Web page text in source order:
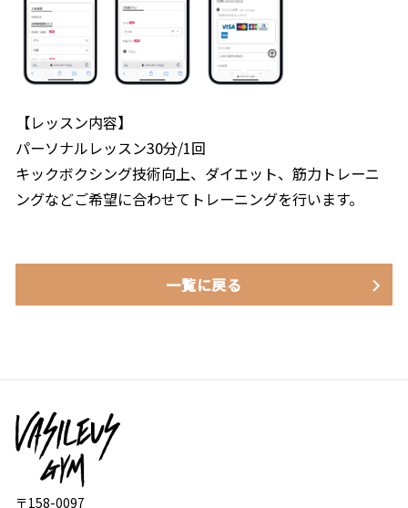
【レッスン内容】
パーソナルレッスン30分/1回
キックボクシング技術向上、ダイエット、筋力トレーニ
ングなどご希望に合わせてトレーニングを行います。
一覧に戻る
〒158-0097